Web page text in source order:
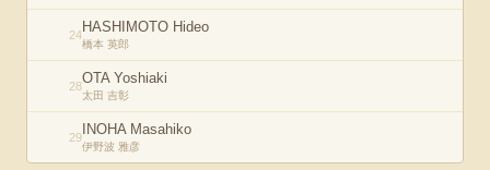
24HASHIMOTO Hideo
橋本 英郎
28OTA Yoshiaki
太田 吉彰
29 INOHA Masahiko
伊野波 雅彦